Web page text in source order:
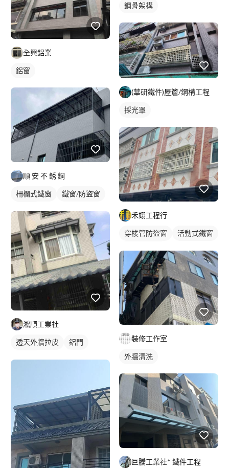
全興鋁業
鋁窗
順 安 不 銹 鋼
柵欄式鐵窗
鐵窗/防盜窗
淞順工業社
透天外牆拉皮
鋁門
鋼骨架構
(華研鐵件)屋簷/鋼構工程
採光罩
禾翊工程行
穿梭管防盜窗
活動式鐵窗
裝修工作室
外牆清洗
巨騰工業社* 鐵件工程